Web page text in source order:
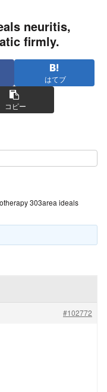
neuritis,
firmly.
はてブ
コピー
303area ideals
#102772